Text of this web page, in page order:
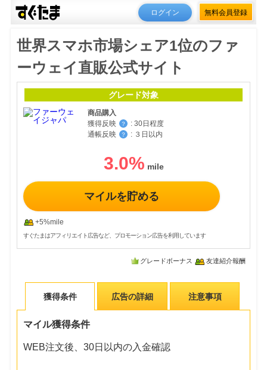
ログイン 無料会員登録
世界スマホ市場シェア1位のファ
ーウェイ直販公式サイト
グレード対象
商品購入
獲得反映
？ : 30日程度
通帳反映
？ : ３日以内
3.0%
マイルを貯める
+5%mile
すぐたまはアフィリエイト広告など、プロモーション広告を利用しています
グレードボーナス 友達紹介報酬
獲得条件 広告の詳細 注意事項
マイル獲得条件
WEB注文後、30日以内の入金確認